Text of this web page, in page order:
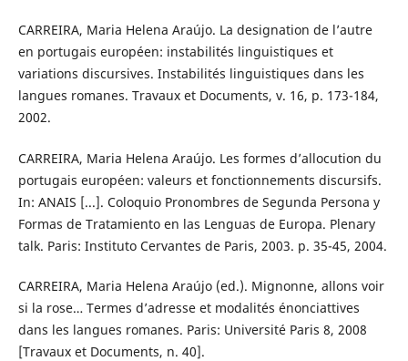
CARREIRA, Maria Helena Araújo. La designation de l’autre
en portugais européen: instabilités linguistiques et
variations discursives. Instabilités linguistiques dans les
langues romanes. Travaux et Documents, v. 16, p. 173-184,
2002.
CARREIRA, Maria Helena Araújo. Les formes d’allocution du
portugais européen: valeurs et fonctionnements discursifs.
In: ANAIS [...]. Coloquio Pronombres de Segunda Persona y
Formas de Tratamiento en las Lenguas de Europa. Plenary
talk. Paris: Instituto Cervantes de Paris, 2003. p. 35-45, 2004.
CARREIRA, Maria Helena Araújo (ed.). Mignonne, allons voir
si la rose… Termes d’adresse et modalités énonciattives
dans les langues romanes. Paris: Université Paris 8, 2008
[Travaux et Documents, n. 40].